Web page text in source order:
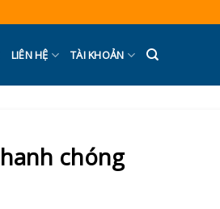
LIÊN HỆ TÀI KHOẢN
chóng